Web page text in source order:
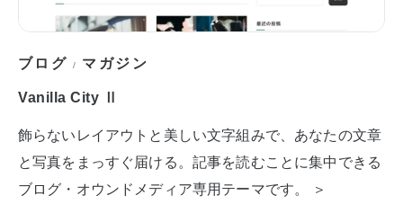
ブログ / マガジン
Vanilla City Ⅱ
飾らないレイアウトと美しい文字組みで、あなたの文章
と写真をまっすぐ届ける。記事を読むことに集中できる
ブログ・オウンドメディア専用テーマです。 ＞